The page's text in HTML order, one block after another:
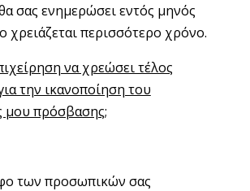
σας ενημερώσει εντός μηνός
χρειάζεται περισσότερο χρόνο.
να χρεώσει τέλος
την ικανοποίηση του
μου πρόσβασης;
των προσωπικών σας